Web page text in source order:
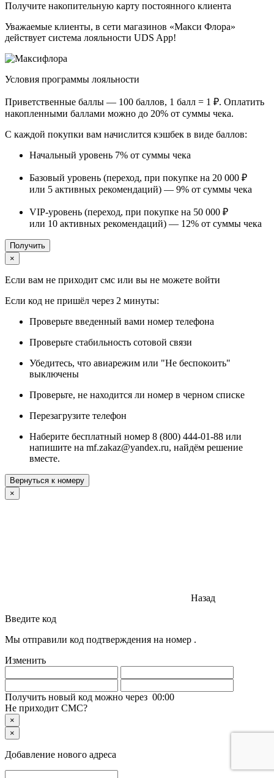
Получите накопительную карту постоянного клиента
Уважаемые клиенты, в сети магазинов «Макси Флора»
действует система лояльности UDS App!
Условия программы лояльности
Приветственные баллы — 100 баллов, 1 балл = 1 ₽. Оплатить
накопленными баллами можно до 20% от суммы чека.
С каждой покупки вам начислится кэшбек в виде баллов:
Начальный уровень 7% от суммы чека
Базовый уровень (переход, при покупке на 20 000 ₽
или 5 активных рекомендаций) — 9% от суммы чека
VIP-уровень (переход, при покупке на 50 000 ₽
или 10 активных рекомендаций) — 12% от суммы чека
Получить
×
Если вам не приходит смс или вы не можете войти
Если код не пришёл через 2 минуты:
Проверьте введенный вами номер телефона
Проверьте стабильность сотовой связи
Убедитесь, что авиарежим или "Не беспокоить"
выключены
Проверьте, не находится ли номер в черном списке
Перезагрузите телефон
Наберите бесплатный номер 8 (800) 444-01-88 или
напишите на mf.zakaz@yandex.ru, найдём решение
вместе.
Вернуться к номеру
×
Назад
Введите код
Мы отправили код подтверждения на номер .
Изменить
Получить новый код можно через 00:00
Не приходит СМС?
×
×
Добавление нового адреса